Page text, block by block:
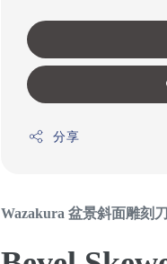
分享
Wazakura 盆景斜面雕刻